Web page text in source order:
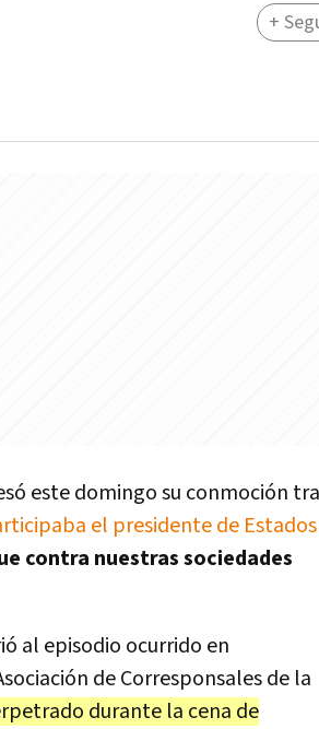
+
este domingo su conmoción
el presidente de Estados
contra nuestras sociedades
al episodio ocurrido en
de Corresponsales de la
durante la cena de